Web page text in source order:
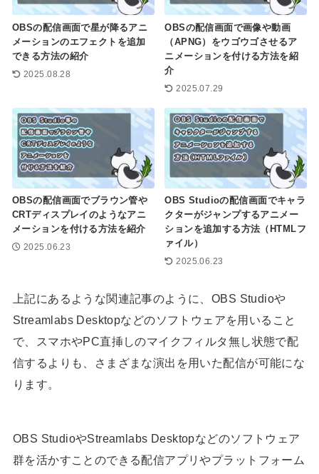
OBSの配信画面で星が降るアニ
メーションのエフェクトを追加
できる方法の紹介
2025.08.28
OBSの配信画面で画像や動画
（APNG）をウゴウゴさせるア
ニメーションを付ける方法を紹
介
2025.07.29
OBSの配信画面でブラウン管や
CRTディスプレイのようなアニ
メーションを付ける方法を紹介
2025.06.23
OBS Studioの配信画面でキャラ
クターがジャンプするアニメー
ションを追加する方法（HTMLフ
ァイル）
2025.06.23
上記にあるような関連記事のように、OBS Studioや
Streamlabs Desktopなどのソフトウェアを用いること
で、スマホやPC直挿しのマイクフィルタ無し状態で配
信するよりも、さまざまな演出を用いた配信が可能にな
ります。
OBS StudioやStreamlabs Desktopなどのソフトウェア
群を活かすことのできる配信アプリやプラットフォーム